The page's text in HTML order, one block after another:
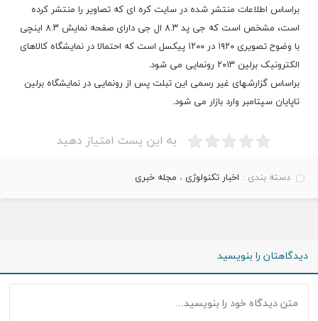
براساس اطلاعات منتشر شده در سایت کره ای که تصاویر را منتشر کرده
است، مشخص است که جی پد ۸.۳ ال جی دارای صفحه نمایش ۸.۳ اینچی
با وضوح تصویری ۱۹۲۰ در ۱۲۰۰ پیکسل است که احتمالا در نمایشگاه کالاهای
الکترونیک برلین ۲۰۱۳ رونمایی می شود.
براساس گزارشهای غیر رسمی این تبلت پس از رونمایی در نمایشگاه برلین
تاپایان سپتامبر وارد بازار می شود.
به این پست امتیاز دهید
دسته بندی : اخبار تکنولوژی ، مجله خبری
دیدگاهتان را بنویسید